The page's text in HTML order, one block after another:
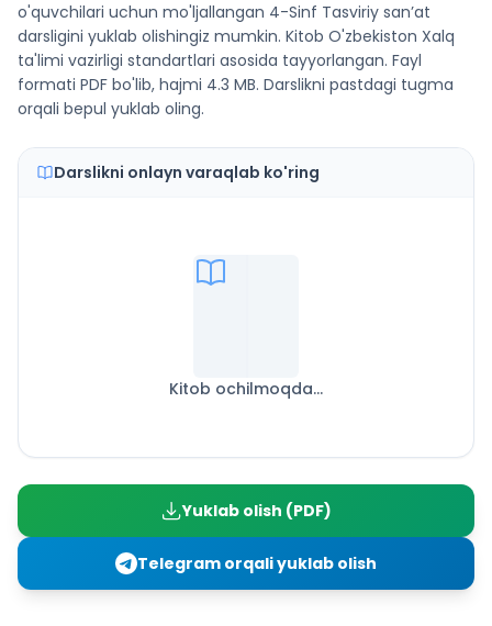
o'quvchilari uchun mo'ljallangan 4-Sinf Tasviriy san’at
darsligini yuklab olishingiz mumkin. Kitob O'zbekiston Xalq
ta'limi vazirligi standartlari asosida tayyorlangan. Fayl
formati PDF bo'lib, hajmi 4.3 MB. Darslikni pastdagi tugma
orqali bepul yuklab oling.
Darslikni onlayn varaqlab ko'ring
Kitob ochilmoqda...
Yuklab olish (PDF)
Telegram orqali yuklab olish